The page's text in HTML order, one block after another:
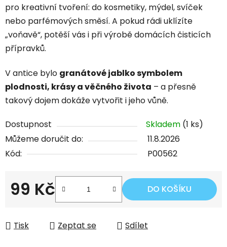
pro kreativní tvoření: do kosmetiky, mýdel, svíček
nebo parfémových směsí. A pokud rádi uklízíte
„voňavě“, potěší vás i při výrobě domácích čisticích
přípravků.
V antice bylo granátové jablko symbolem
plodnosti, krásy a věčného života – a přesně
takový dojem dokáže vytvořit i jeho vůně.
Dostupnost Skladem (1 ks)
Můžeme doručit do:
11.8.2026
Kód:
P00562
99 Kč
Měrná cena:
DO KOŠÍKU
Tisk Zeptat se Sdílet